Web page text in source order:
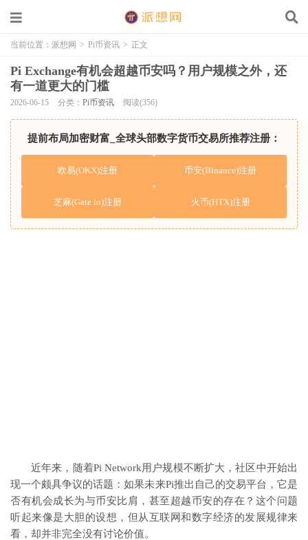
当前位置： 派想网 > Pi币资讯 > 正文
Pi Exchange有机会超越币安吗？用户规模之外，还
有一道更大的门槛
2026-06-15 分类： Pi币资讯 阅读(356)
提前布局加密财富_全球头部数字货币交易所推荐注册：
欧易(OKX)注册 币安(Binance)注册
芝麻(Gate.io)注册 火币(HTX)注册
近年来，随着Pi Network用户规模不断扩大，社区中开始出
现一个颇具争议的话题：如果未来Pi推出自己的交易平台，它是
否有机会成长为与币安比肩，甚至超越币安的存在？这个问题
听起来像是大胆的设想，但从互联网和数字经济的发展规律来
看，却并非完全没有讨论价值。